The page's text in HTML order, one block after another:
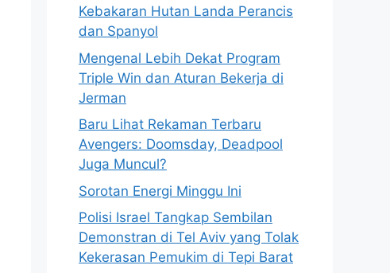
Kebakaran Hutan Landa Perancis
dan Spanyol
Mengenal Lebih Dekat Program
Triple Win dan Aturan Bekerja di
Jerman
Baru Lihat Rekaman Terbaru
Avengers: Doomsday, Deadpool
Juga Muncul?
Sorotan Energi Minggu Ini
Polisi Israel Tangkap Sembilan
Demonstran di Tel Aviv yang Tolak
Kekerasan Pemukim di Tepi Barat